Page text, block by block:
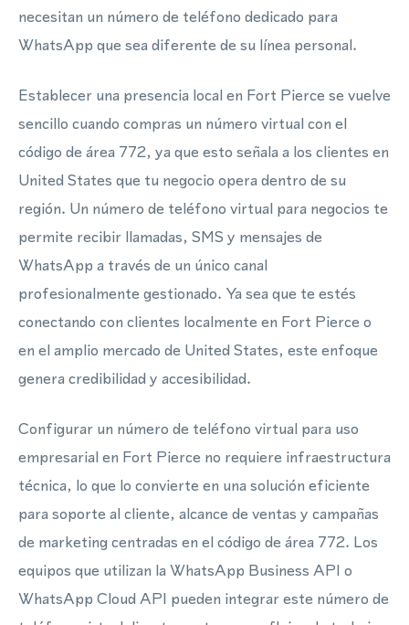
necesitan un número de teléfono dedicado para
WhatsApp que sea diferente de su línea personal.
Establecer una presencia local en Fort Pierce se vuelve
sencillo cuando compras un número virtual con el
código de área 772, ya que esto señala a los clientes en
United States que tu negocio opera dentro de su
región. Un número de teléfono virtual para negocios te
permite recibir llamadas, SMS y mensajes de
WhatsApp a través de un único canal
profesionalmente gestionado. Ya sea que te estés
conectando con clientes localmente en Fort Pierce o
en el amplio mercado de United States, este enfoque
genera credibilidad y accesibilidad.
Configurar un número de teléfono virtual para uso
empresarial en Fort Pierce no requiere infraestructura
técnica, lo que lo convierte en una solución eficiente
para soporte al cliente, alcance de ventas y campañas
de marketing centradas en el código de área 772. Los
equipos que utilizan la WhatsApp Business API o
WhatsApp Cloud API pueden integrar este número de